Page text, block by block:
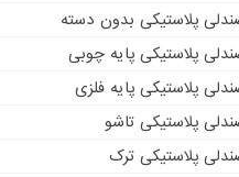
پلاستیکی بدون دسته
پلاستیکی پایه چوبی
پلاستیکی پایه فلزی
پلاستیکی تاشو
پلاستیکی ترک